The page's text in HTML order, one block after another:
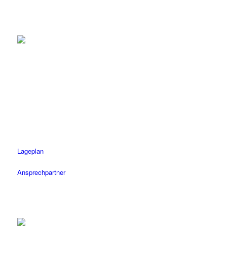
Lageplan
Ansprechpartner